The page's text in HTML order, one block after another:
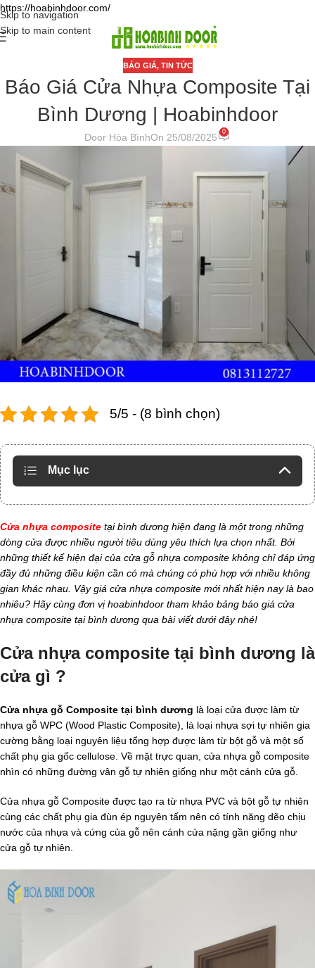
https://hoabinhdoor.com/
Skip to navigation
Skip to main content
BÁO GIÁ, TIN TỨC
Báo Giá Cửa Nhựa Composite Tại
Bình Dương | Hoabinhdoor
Door Hòa BìnhOn 25/08/2025 0
5/5 - (8 bình chọn)
Mục lục
Cửa nhựa composite tại bình dương hiện đang là một trong những
dòng cửa được nhiều người tiêu dùng yêu thích lựa chọn nhất. Bởi
những thiết kế hiện đại của cửa gỗ nhựa composite không chỉ đáp ứng
đầy đủ những điều kiện cần có mà chúng có phù hợp với nhiều không
gian khác nhau. Vậy giá cửa nhựa composite mới nhất hiện nay là bao
nhiêu? Hãy cùng đơn vị hoabinhdoor tham khảo bảng báo giá cửa
nhựa composite tại bình dương qua bài viết dưới đây nhé!
Cửa nhựa composite tại bình dương là
cửa gì ?
Cửa nhựa gỗ Composite tại bình dương là loại cửa được làm từ
nhựa gỗ WPC (Wood Plastic Composite), là loại nhựa sợi tự nhiên gia
cường bằng loại nguyên liệu tổng hợp được làm từ bột gỗ và một số
chất phụ gia gốc cellulose. Về mặt trực quan, cửa nhựa gỗ composite
nhìn có những đường vân gỗ tự nhiên giống như một cánh cửa gỗ.
Cửa nhựa gỗ Composite được tạo ra từ nhựa PVC và bột gỗ tự nhiên
cùng các chất phụ gia đùn ép nguyên tấm nên có tính năng dẽo chịu
nước của nhựa và cứng của gỗ nên cánh cửa nặng gần giống như
cửa gỗ tự nhiên.